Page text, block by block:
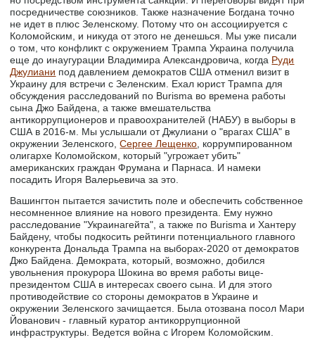
посредничестве союзников. Также назначение Богдана точно
не идет в плюс Зеленскому. Потому что он ассоциируется с
Коломойским, и никуда от этого не денешься. Мы уже писали
о том, что конфликт с окружением Трампа Украина получила
еще до инаугурации Владимира Александровича, когда Руди
Джулиани под давлением демократов США отменил визит в
Украину для встречи с Зеленским. Ехал юрист Трампа для
обсуждения расследований по Burisma во времена работы
сына Джо Байдена, а также вмешательства
антикоррупционеров и правоохранителей (НАБУ) в выборы в
США в 2016-м. Мы услышали от Джулиани о "врагах США" в
окружении Зеленского,Сергее Лещенко , коррумпированном
олигархе Коломойском, который "угрожает убить"
американских граждан Фрумана и Парнаса. И намеки
посадить Игоря Валерьевича за это.
Вашингтон пытается зачистить поле и обеспечить собственное
несомненное влияние на нового президента. Ему нужно
расследование "Украинагейта", а также по Burisma и Хантеру
Байдену, чтобы подкосить рейтинги потенциального главного
конкурента Дональда Трампа на выборах-2020 от демократов
Джо Байдена. Демократа, который, возможно, добился
увольнения прокурора Шокина во время работы вице-
президентом США в интересах своего сына. И для этого
противодействие со стороны демократов в Украине и
окружении Зеленского зачищается. Была отозвана посол Мари
Йованович - главный куратор антикоррупционной
инфраструктуры. Ведется война с Игорем Коломойским.